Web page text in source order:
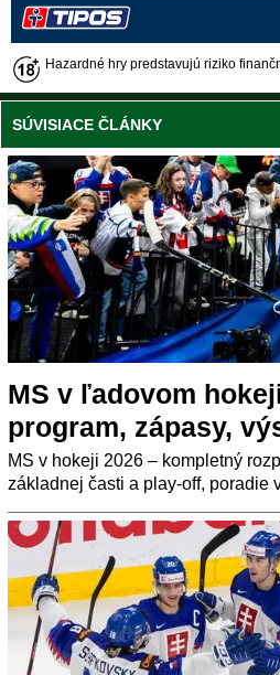
Hazardné hry predstavujú riziko
SÚVISIACE ČLÁNKY
MS v ľadovom
program, zápasy,
MS v hokeji 2026 – kompletný
základnej časti a play-off, poradie